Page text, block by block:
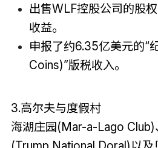
出售WLF控股公司的股
收益。
申报了约6.35亿美元的“
Coins)”版税收入。
3.高尔夫与度假村
海湖庄园(Mar-a-Lago